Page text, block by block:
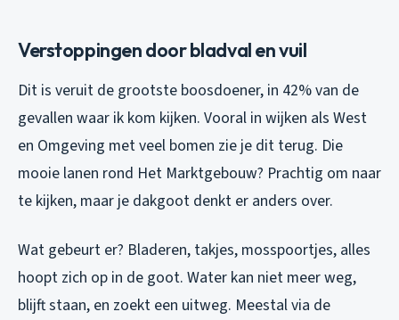
Verstoppingen door bladval en vuil
Dit is veruit de grootste boosdoener, in 42% van de
gevallen waar ik kom kijken. Vooral in wijken als West
en Omgeving met veel bomen zie je dit terug. Die
mooie lanen rond Het Marktgebouw? Prachtig om naar
te kijken, maar je dakgoot denkt er anders over.
Wat gebeurt er? Bladeren, takjes, mosspoortjes, alles
hoopt zich op in de goot. Water kan niet meer weg,
blijft staan, en zoekt een uitweg. Meestal via de